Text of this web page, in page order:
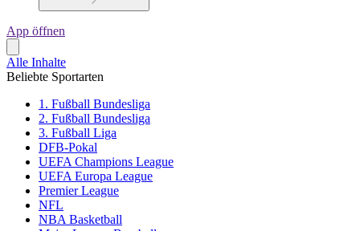
App öffnen
Alle Inhalte
Beliebte Sportarten
1. Fußball Bundesliga
2. Fußball Bundesliga
3. Fußball Liga
DFB-Pokal
UEFA Champions League
UEFA Europa League
Premier League
NFL
NBA Basketball